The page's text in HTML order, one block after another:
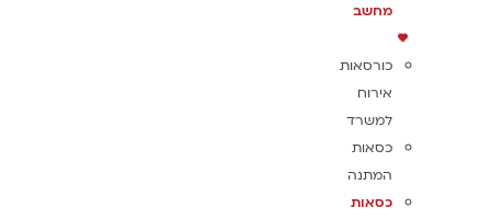
מחשב
כורסאות
אירוח
למשרד
כסאות
המתנה
כסאות